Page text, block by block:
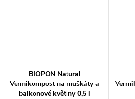
BIOPON Natural
Vermikompost na muškáty a
balkonové květiny 0,5 l